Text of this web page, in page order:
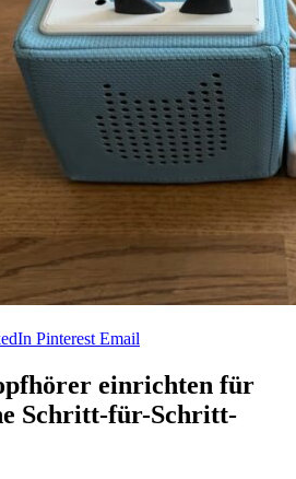
Pinterest Email
einrichten für
Schritt-für-Schritt-